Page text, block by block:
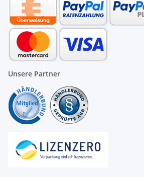
Unsere Partner